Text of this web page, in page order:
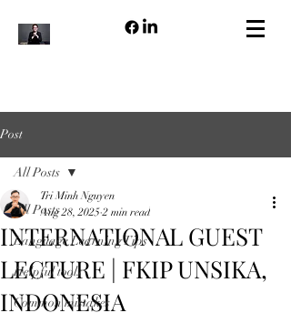
Post
All Posts
Language Learning Tips
Helpful tools
Common mistakes
All Posts
INTERNATIONAL GUEST
LECTURE | FKIP UNSIKA,
INDONESIA
Tri Minh Nguyen
Aug 28, 2025 2 min read